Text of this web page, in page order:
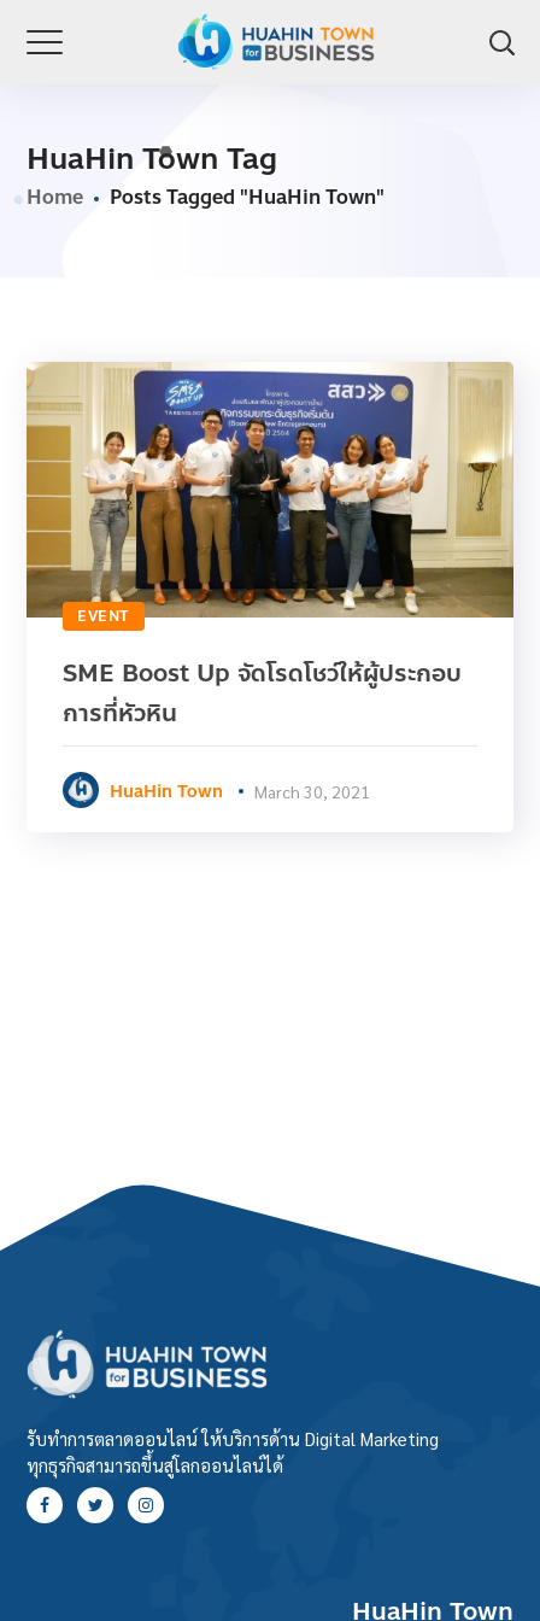
HuaHin Town Tag
Home Posts Tagged "HuaHin Town"
EVENT
SME Boost Up จัดโรดโชว์ให้ผู้ประกอบ
การที่หัวหิน
HuaHin Town March 30, 2021
รับทำการตลาดออนไลน์ ให้บริการด้าน Digital Marketing
ทุกธุรกิจสามารถขึ้นสู่โลกออนไลน์ได้
HuaHin Town